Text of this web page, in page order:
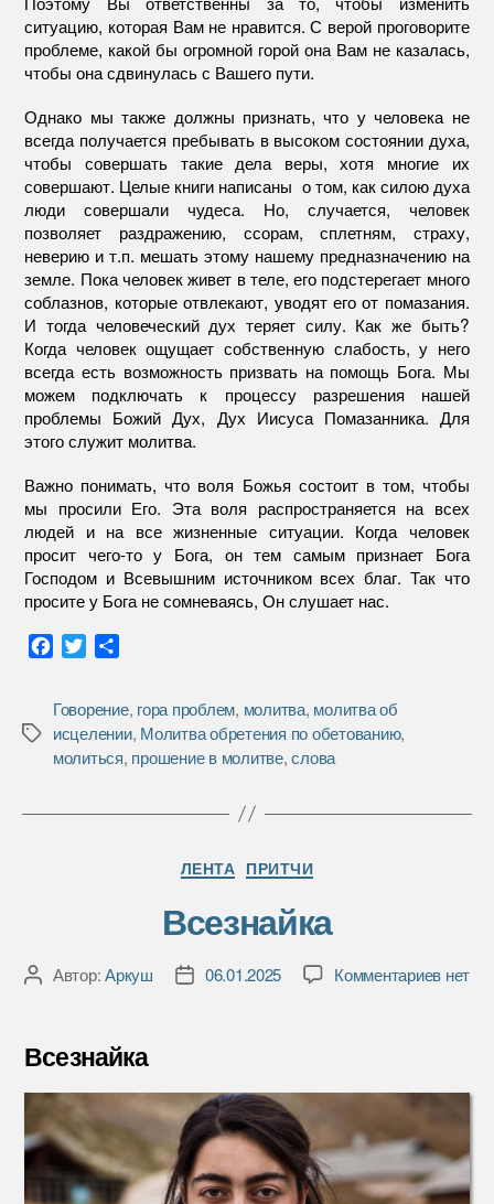
ситуацию, которая Вам не нравится. С верой проговорите
проблеме, какой бы огромной горой она Вам не казалась,
чтобы она сдвинулась с Вашего пути.
Однако мы также должны признать, что у человека не
всегда получается пребывать в высоком состоянии духа,
чтобы совершать такие дела веры, хотя многие их
совершают. Целые книги написаны о том, как силою духа
люди совершали чудеса. Но, случается, человек
позволяет раздражению, ссорам, сплетням, страху,
неверию и т.п. мешать этому нашему предназначению на
земле. Пока человек живет в теле, его подстерегает много
соблазнов, которые отвлекают, уводят его от помазания.
И тогда человеческий дух теряет силу. Как же быть?
Когда человек ощущает собственную слабость, у него
всегда есть возможность призвать на помощь Бога. Мы
можем подключать к процессу разрешения нашей
проблемы Божий Дух, Дух Иисуса Помазанника. Для
этого служит молитва.
Важно понимать, что воля Божья состоит в том, чтобы
мы просили Его. Эта воля распространяется на всех
людей и на все жизненные ситуации. Когда человек
просит чего-то у Бога, он тем самым признает Бога
Господом и Всевышним источником всех благ. Так что
просите у Бога не сомневаясь, Он слушает нас.
e
b
o
k
t
t
e
р
а
в
т
Метки
Говорение, гора проблем, молитва, молитва об
исцелении, Молитва обретения по обетованию,
молиться, прошение в молитве,слова
Рубрики
ЛЕНТА ПРИТЧИ
Всезнайка
АвторАвтор:Аркуш
Дата06.01.2025 Комментариевкнет
Всезнайка